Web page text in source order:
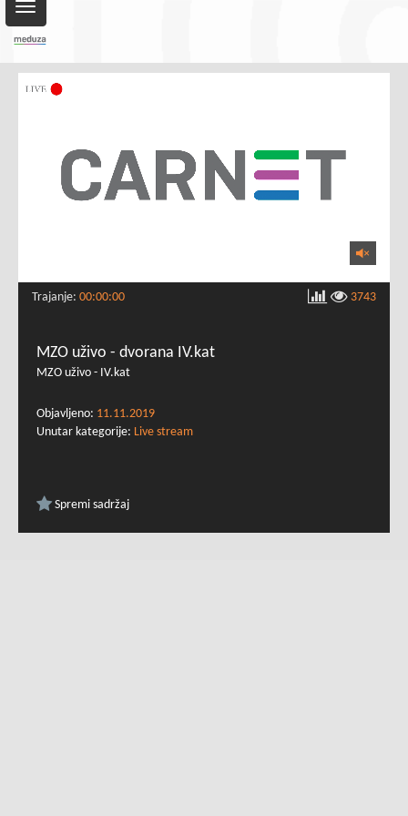
Toggle
navigation
Trajanje: 00:00:00 3743
MZO uživo - dvorana IV.kat
MZO uživo - IV.kat
Objavljeno: 11.11.2019
Unutar kategorije: Live stream
Spremi sadržaj